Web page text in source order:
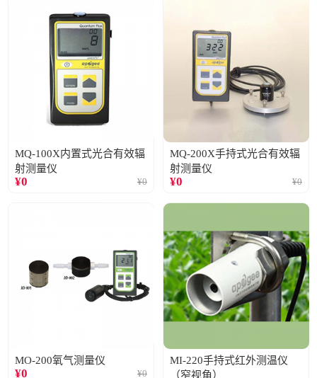
MQ-100X内置式光合有效辐
射测量仪
¥0 ¥0
MQ-200X手持式光合有效辐
射测量仪
¥0 ¥0
MO-200氧气测量仪
¥0 ¥0
MI-220手持式红外测温仪
（窄视角）